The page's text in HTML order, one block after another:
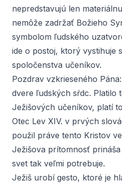
nepredstavujú len
nemôže zadržať Božieho
symbolom ľudského
ide o postoj, ktorý vystihuje
spoločenstva učeníkov.
Pozdrav vzkrieseného
dvere ľudských sŕdc. Platilo
Ježišových učeníkov, platí
Otec Lev XIV. v prvých
použil práve tento Kristov
Ježišova prítomnosť
svet tak veľmi potrebuje.
Ježiš urobí gesto, ktoré je